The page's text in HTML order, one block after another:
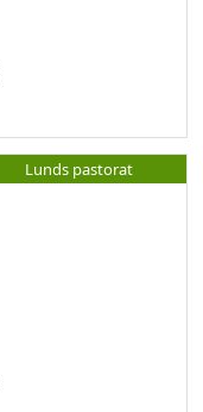
Lunds pastorat